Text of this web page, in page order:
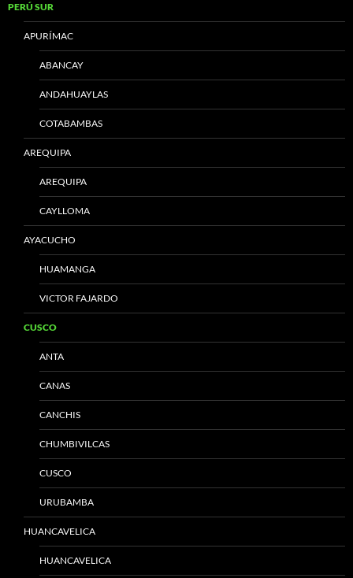
PERÚ SUR
APURÍMAC
ABANCAY
ANDAHUAYLAS
COTABAMBAS
AREQUIPA
AREQUIPA
CAYLLOMA
AYACUCHO
HUAMANGA
VICTOR FAJARDO
CUSCO
ANTA
CANAS
CANCHIS
CHUMBIVILCAS
CUSCO
URUBAMBA
HUANCAVELICA
HUANCAVELICA